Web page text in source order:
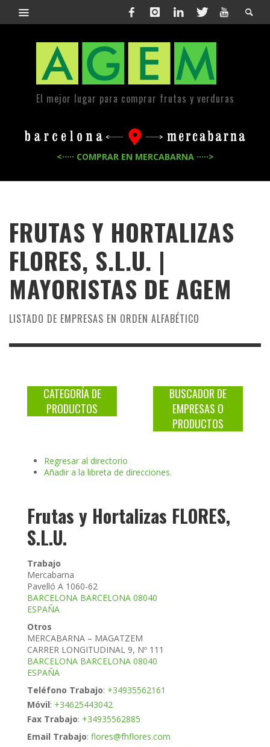
El mejor lugar para comprar frutas y verduras
<····· COMPRAR EN MERCABARNA ·····>
FRUTAS Y HORTALIZAS
FLORES, S.L.U. |
MAYORISTAS DE AGEM
LISTADO DE EMPRESAS EN ORDEN ALFABÉTICO
CATEGORÍA DE
PRODUCTOS
BUSCADOR DE
EMPRESAS O
PRODUCTOS
Regresar al directorio
Añadir a la libreta de direcciones.
Frutas y Hortalizas FLORES,
S.L.U.
Trabajo
Mercabarna
Pavelló A 1060-62
BARCELONA BARCELONA 08040
ESPAÑA
Otros
MERCABARNA – MAGATZEM
CARRER LONGITUDINAL 9, Nº 111
BARCELONA BARCELONA 08040
ESPAÑA
Teléfono Trabajo: +34935562161
Móvil: +34625443042
Fax Trabajo: +34935562885
Email Trabajo: flores@fhflores.com